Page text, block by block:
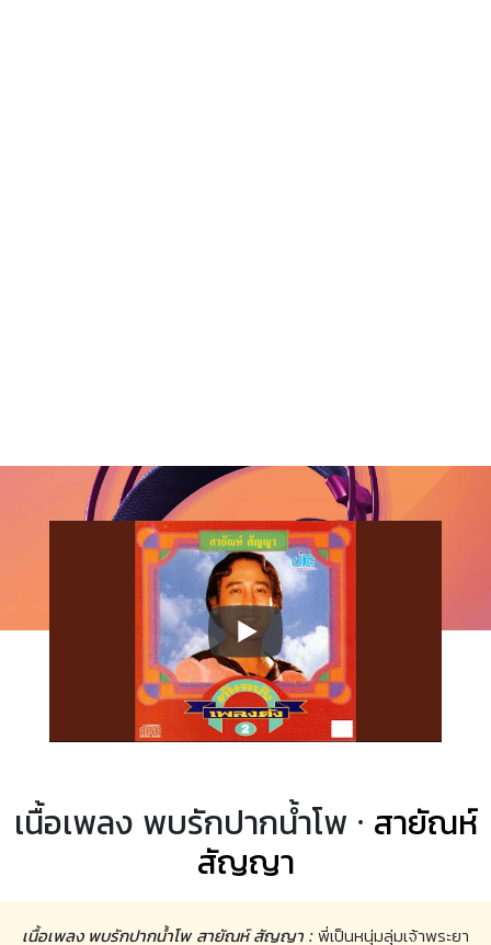
เนื้อเพลง พบรักปากน้ำโพ · สายัณห์
สัญญา
เนื้อเพลง พบรักปากน้ำโพ สายัณห์ สัญญา : พี่เป็นหนุ่มลุ่มเจ้าพระยา